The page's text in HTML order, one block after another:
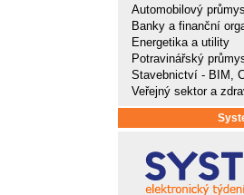
Automobilový průmysl
Banky a finanční
Energetika a utility
Potravinářský
Stavebnictví - BIM,
Veřejný sektor a